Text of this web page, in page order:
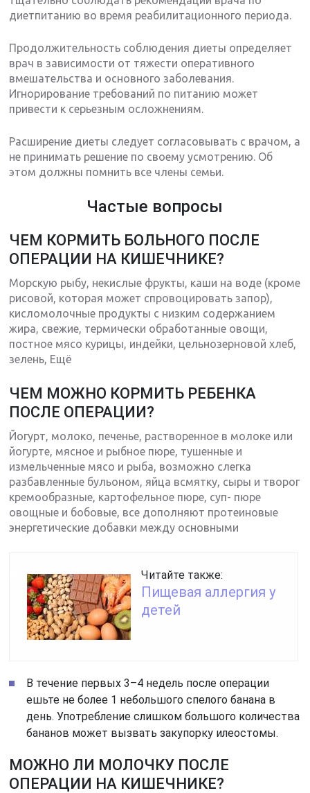
диетпитанию во время реабилитационного периода.
Продолжительность соблюдения диеты определяет
врач в зависимости от тяжести оперативного
вмешательства и основного заболевания.
Игнорирование требований по питанию может
привести к серьезным осложнениям.
Расширение диеты следует согласовывать с врачом, а
не принимать решение по своему усмотрению. Об
этом должны помнить все члены семьи.
Частые вопросы
ЧЕМ КОРМИТЬ БОЛЬНОГО ПОСЛЕ
ОПЕРАЦИИ НА КИШЕЧНИКЕ?
Морскую рыбу, некислые фрукты, каши на воде (кроме
рисовой, которая может спровоцировать запор),
кисломолочные продукты с низким содержанием
жира, свежие, термически обработанные овощи,
постное мясо курицы, индейки, цельнозерновой хлеб,
зелень, Ещё
ЧЕМ МОЖНО КОРМИТЬ РЕБЕНКА
ПОСЛЕ ОПЕРАЦИИ?
Йогурт, молоко, печенье, растворенное в молоке или
йогурте, мясное и рыбное пюре, тушенные и
измельченные мясо и рыба, возможно слегка
разбавленные бульоном, яйца всмятку, сыры и творог
кремообразные, картофельное пюре, суп- пюре
овощные и бобовые, все дополняют протеиновые
энергетические добавки между основными
Читайте также:
Пищевая аллергия у
детей
В течение первых 3–4 недель после операции
ешьте не более 1 небольшого спелого банана в
день. Употребление слишком большого количества
бананов может вызвать закупорку илеостомы.
МОЖНО ЛИ МОЛОЧКУ ПОСЛЕ
ОПЕРАЦИИ НА КИШЕЧНИКЕ?